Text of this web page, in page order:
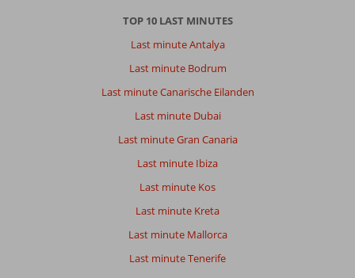
TOP 10 LAST MINUTES
Last minute Antalya
Last minute Bodrum
Last minute Canarische Eilanden
Last minute Dubai
Last minute Gran Canaria
Last minute Ibiza
Last minute Kos
Last minute Kreta
Last minute Mallorca
Last minute Tenerife